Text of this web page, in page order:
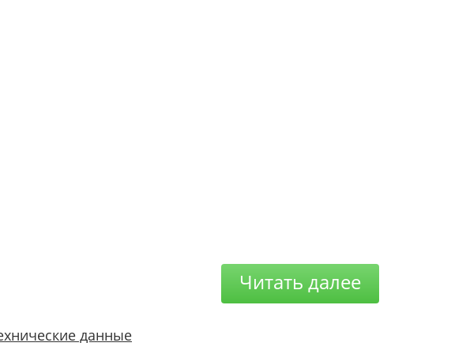
Читать далее
данные